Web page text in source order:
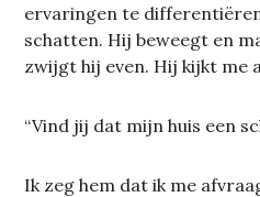
ervaringen te
schatten. Hij beweegt en
zwijgt hij even. Hij kijkt me
“Vind jij dat mijn huis een
Ik zeg hem dat ik me